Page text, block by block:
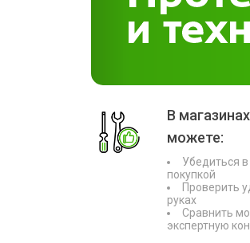
В
можете:
Убедиться
покупкой
Проверить
руках
Сравнить
экспертную